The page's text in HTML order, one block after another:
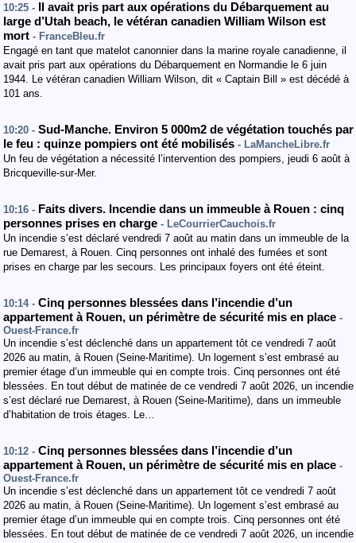
10:25 -
Il avait pris part aux opérations du Débarquement au
large d’Utah beach, le vétéran canadien William Wilson est
mort - FranceBleu.fr
Engagé en tant que matelot canonnier dans la marine royale canadienne, il
avait pris part aux opérations du Débarquement en Normandie le 6 juin
1944. Le vétéran canadien William Wilson, dit « Captain Bill » est décédé à
101 ans.
10:20 - Sud-Manche. Environ 5 000m2 de végétation touchés par
le feu : quinze pompiers ont été mobilisés - LaMancheLibre.fr
Un feu de végétation a nécessité l’intervention des pompiers, jeudi 6 août à
Bricqueville-sur-Mer.
10:16 - Faits divers. Incendie dans un immeuble à Rouen : cinq
personnes prises en charge - LeCourrierCauchois.fr
Un incendie s’est déclaré vendredi 7 août au matin dans un immeuble de la
rue Demarest, à Rouen. Cinq personnes ont inhalé des fumées et sont
prises en charge par les secours. Les principaux foyers ont été éteint.
10:14 - Cinq personnes blessées dans l’incendie d’un
appartement à Rouen, un périmètre de sécurité mis en place -
Ouest-France.fr
Un incendie s’est déclenché dans un appartement tôt ce vendredi 7 août
2026 au matin, à Rouen (Seine-Maritime). Un logement s’est embrasé au
premier étage d’un immeuble qui en compte trois. Cinq personnes ont été
blessées. En tout début de matinée de ce vendredi 7 août 2026, un incendie
s’est déclaré rue Demarest, à Rouen (Seine-Maritime), dans un immeuble
d’habitation de trois étages. Le…
10:12 - Cinq personnes blessées dans l’incendie d’un
appartement à Rouen, un périmètre de sécurité mis en place -
Ouest-France.fr
Un incendie s’est déclenché dans un appartement tôt ce vendredi 7 août
2026 au matin, à Rouen (Seine-Maritime). Un logement s’est embrasé au
premier étage d’un immeuble qui en compte trois. Cinq personnes ont été
blessées. En tout début de matinée de ce vendredi 7 août 2026, un incendie